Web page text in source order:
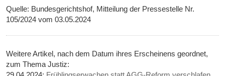
Quelle: Bundesgerichtshof, Mitteilung der Pressestelle Nr.
105/2024 vom 03.05.2024
Weitere Artikel, nach dem Datum ihres Erscheinens geordnet,
zum Thema Justiz: